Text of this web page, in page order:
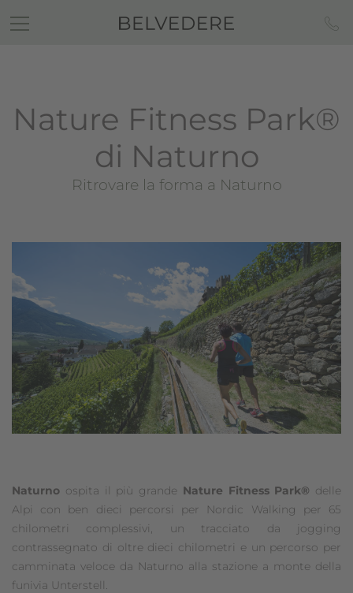
Nature Fitness Park®
di Naturno
Ritrovare la forma a Naturno
Naturno ospita il più grande Nature Fitness Park® delle
Alpi con ben dieci percorsi per Nordic Walking per 65
chilometri complessivi, un tracciato da jogging
contrassegnato di oltre dieci chilometri e un percorso per
camminata veloce da Naturno alla stazione a monte della
funivia Unterstell.